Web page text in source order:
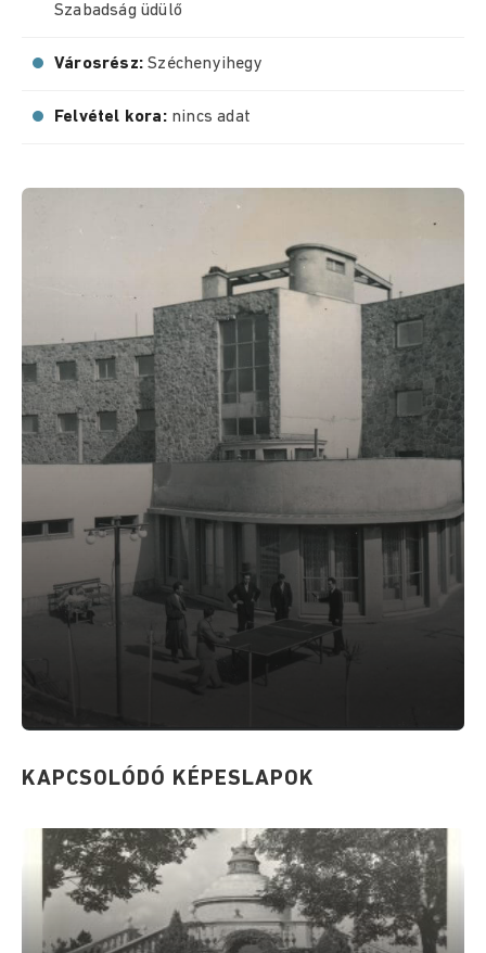
Szabadság üdülő
Városrész:Széchenyihegy
Felvétel kora: nincs adat
KAPCSOLÓDÓ KÉPESLAPOK